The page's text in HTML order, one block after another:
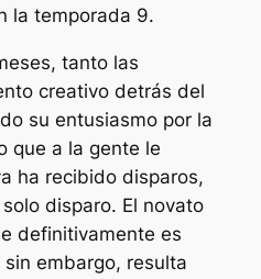
la temporada 9.
tanto las
creativo detrás del
su entusiasmo por la
que a la gente le
ha recibido disparos,
disparo. El novato
definitivamente es
embargo, resulta